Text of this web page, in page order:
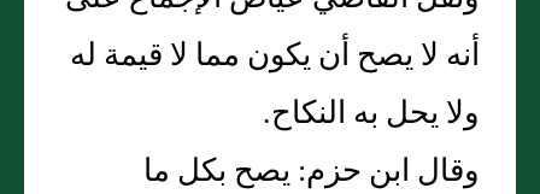
أنه لا يصح أن يكون مما لا قيمة له
ولا يحل به النكاح.
وقال ابن حزم: يصح بكل ما